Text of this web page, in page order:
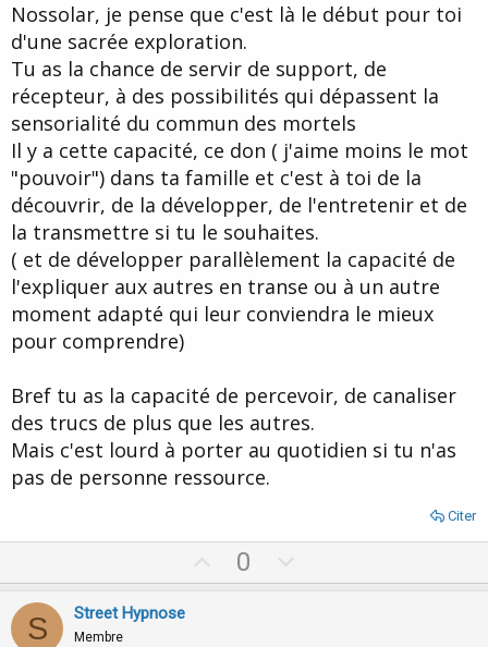
Nossolar, je pense que c'est là le début pour toi
d'une sacrée exploration.
Tu as la chance de servir de support, de
récepteur, à des possibilités qui dépassent la
sensorialité du commun des mortels
Il y a cette capacité, ce don ( j'aime moins le mot
"pouvoir") dans ta famille et c'est à toi de la
découvrir, de la développer, de l'entretenir et de
la transmettre si tu le souhaites.
( et de développer parallèlement la capacité de
l'expliquer aux autres en transe ou à un autre
moment adapté qui leur conviendra le mieux
pour comprendre)
Bref tu as la capacité de percevoir, de canaliser
des trucs de plus que les autres.
Mais c'est lourd à porter au quotidien si tu n'as
pas de personne ressource.
Citer
p
0
o
S Street Hypnose
Membre